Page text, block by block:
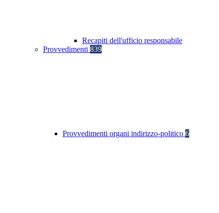
Recapiti dell'ufficio responsabile
Provvedimenti 839
Provvedimenti organi indirizzo-politico 6